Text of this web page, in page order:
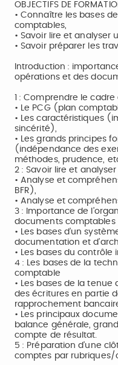
OBJECTIFS DE
• Connaître les bases
comptables,
• Savoir lire et analyser
• Savoir préparer les
Introduction :
opérations et des
1 : Comprendre le
• Le PCG (plan
• Les caractéristiques
sincérité),
• Les grands principes
(indépendance des
méthodes, prudence,
2 : Savoir lire et
• Analyse et
BFR),
• Analyse et
3 : Importance de
documents
• Les bases d’un
documentation et
• Les bases du contrôle
4 : Les bases de la
comptable
• Les bases de la
des écritures en partie
rapprochement
• Les principaux
balance générale,
compte de résultat.
5 : Préparation d’une
comptes par rubriques/